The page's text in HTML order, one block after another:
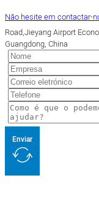
Não hesite em contactar-
Road,Jieyang Airport
Guangdong, China
Enviar